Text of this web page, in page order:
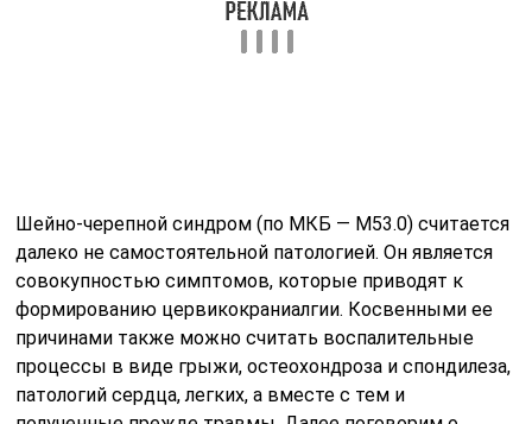
ощущается дискомфорт в области затылка.
Кожа в области шеи зудит, иногда становится
При резких поворотах головы возникает
головокружение.
Ухудшается сон.
Может появиться рвота, тошнота, повышается
артериальное давление.
Типичные симптомы — шум в ушах и голове,